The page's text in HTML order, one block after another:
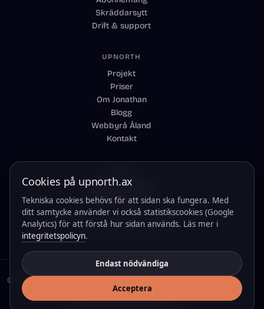
Skräddarsytt
Drift & support
UPNORTH
Projekt
Priser
Om Jonathan
Blogg
Webbyrå Åland
Kontakt
+358 457 359 8018
info@upnorth.ax
Svar inom 24 h, oftast inom en timme
22100 Mariehamn, Åland
© 2026 UpNorth. Grundat 2025. Alla rättigheter reserverade. · FO-
nummer: 3336119-5
IntegritetspolicyVillkorSitemap
Cookies på upnorth.ax
Tekniska cookies behövs för att sidan ska fungera. Med
ditt samtycke använder vi också statistikscookies (Google
Analytics) för att förstå hur sidan används. Läs mer i
integritetspolicyn.
Endast nödvändiga
Acceptera